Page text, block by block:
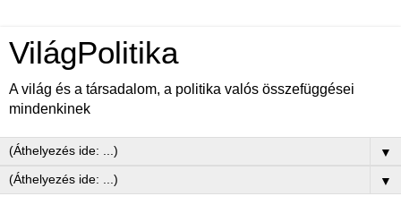
VilágPolitika
A világ és a társadalom, a politika valós összefüggései
mindenkinek
▼
▼